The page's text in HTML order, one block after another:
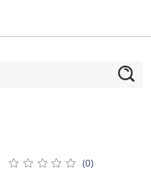
(0)